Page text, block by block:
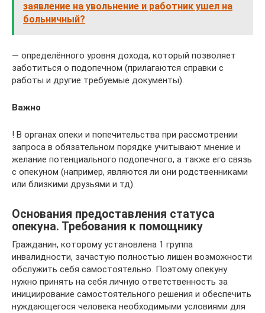
заявление на увольнение и работник ушел на
больничный?
— определённого уровня дохода, который позволяет
заботиться о подопечном (прилагаются справки с
работы и другие требуемые документы).
Важно
! В органах опеки и попечительства при рассмотрении
запроса в обязательном порядке учитывают мнение и
желание потенциального подопечного, а также его связь
с опекуном (например, являются ли они родственниками
или близкими друзьями и тд).
Основания предоставления статуса
опекуна. Требования к помощнику
Гражданин, которому установлена 1 группа
инвалидности, зачастую полностью лишен возможности
обслужить себя самостоятельно. Поэтому опекуну
нужно принять на себя личную ответственность за
инициирование самостоятельного решения и обеспечить
нуждающегося человека необходимыми условиями для